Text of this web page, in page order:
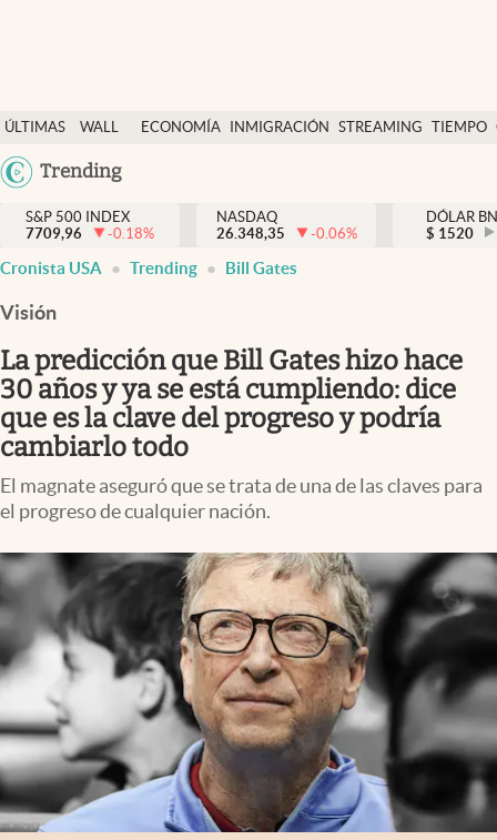
ÚLTIMAS
NOTICIAS
WALL
DÓLAR
ECONOMÍA INMIGRACIÓN STREAMING TIEMPO
México
Trending
Finanzas y economía
Wall Street y dólar
Inmigración
Espiritual
Streaming
Lifestyle
S&P 500 INDEX
7709,96
-0.18%
NASDAQ
26.348,35
-0.06%
DÓLAR
$ 1520
Cronista USA Trending Bill Gates
Visión
La predicción que Bill Gates hizo hace
30 años y ya se está cumpliendo: dice
que es la clave del progreso y podría
cambiarlo todo
El magnate aseguró que se trata de una de las claves para
el progreso de cualquier nación.